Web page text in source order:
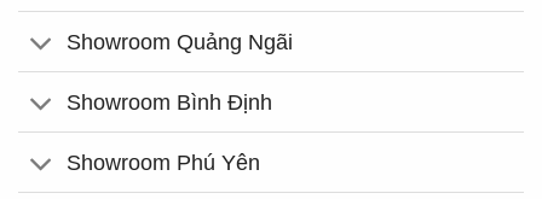
Showroom Quảng Ngãi
Showroom Bình Định
Showroom Phú Yên